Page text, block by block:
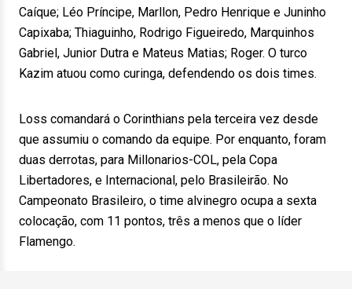
Caíque; Léo Príncipe, Marllon, Pedro Henrique e Juninho
Capixaba; Thiaguinho, Rodrigo Figueiredo, Marquinhos
Gabriel, Junior Dutra e Mateus Matias; Roger. O turco
Kazim atuou como curinga, defendendo os dois times.
Loss comandará o Corinthians pela terceira vez desde
que assumiu o comando da equipe. Por enquanto, foram
duas derrotas, para Millonarios-COL, pela Copa
Libertadores, e Internacional, pelo Brasileirão. No
Campeonato Brasileiro, o time alvinegro ocupa a sexta
colocação, com 11 pontos, três a menos que o líder
Flamengo.